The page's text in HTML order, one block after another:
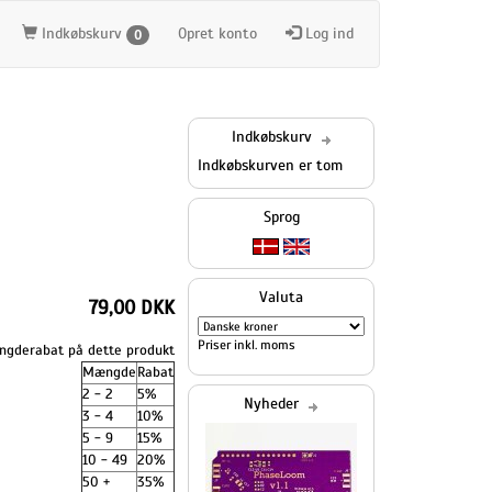
Indkøbskurv 0 Opret konto Log ind
79,00 DKK
på dette produkt
MængdeRabat
2 - 2
5%
3 - 4
10%
5 - 9
15%
10 - 49 20%
50 +
35%
Indkøbskurv
Indkøbskurven er tom
Sprog
Valuta
Priser inkl. moms
Nyheder